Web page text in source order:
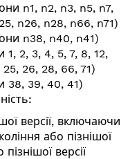
n1, n2, n3, n5, n7,
n26, n28, n66, n71)
n38, n40, n41)
1, 2, 3, 4, 5, 7, 8, 12,
25, 26, 28, 66, 71)
38, 39, 40, 41)
версії, включаючи
або пізнішої
версії